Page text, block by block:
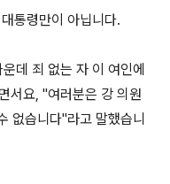
통령만이 아닙니다.
데 죄 없는 자 이 여인에
서요, "여러분은 강 의원
없습니다"라고 말했습니